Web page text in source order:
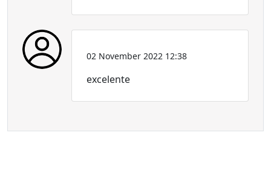
02 November 2022 12:38
excelente